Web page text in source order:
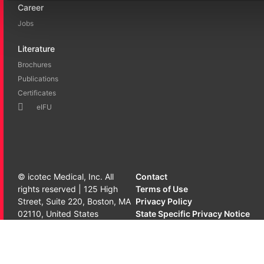
Career
Jobs
Literature
Brochures
Publications
Certificates
eIFU
Contact
Terms of Use
Privacy Policy
State Specific Privacy Notice
© icotec Medical, Inc. All
rights reserved
125 High
Street, Suite 220, Boston, MA
02110, United States